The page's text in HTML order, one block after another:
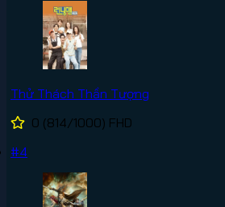
Thử Thách Thần Tượng
0 (814/1000) FHD
#4